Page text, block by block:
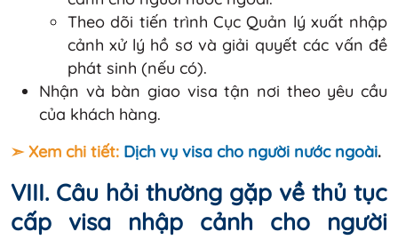
Theo dõi tiến trình Cục Quản lý xuất nhập
cảnh xử lý hồ sơ và giải quyết các vấn đề
phát sinh (nếu có).
Nhận và bàn giao visa tận nơi theo yêu cầu
của khách hàng.
➣ Xem chi tiết: Dịch vụ visa cho người nước ngoài.
VIII. Câu hỏi thường gặp về thủ tục
cấp visa nhập cảnh cho người